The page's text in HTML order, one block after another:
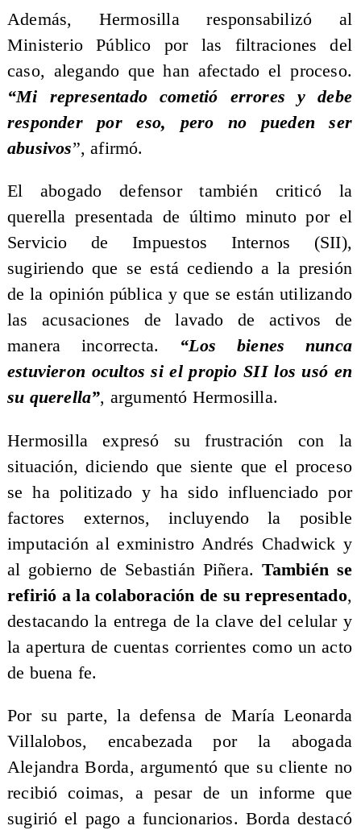
Además, Hermosilla responsabilizó al
Ministerio Público por las filtraciones del
caso, alegando que han afectado el proceso.
“Mi representado cometió errores y debe
responder por eso, pero no pueden ser
abusivos”, afirmó.
El abogado defensor también criticó la
querella presentada de último minuto por el
Servicio de Impuestos Internos (SII),
sugiriendo que se está cediendo a la presión
de la opinión pública y que se están utilizando
las acusaciones de lavado de activos de
manera incorrecta. “Los bienes nunca
estuvieron ocultos si el propio SII los usó en
su querella”, argumentó Hermosilla.
Hermosilla expresó su frustración con la
situación, diciendo que siente que el proceso
se ha politizado y ha sido influenciado por
factores externos, incluyendo la posible
imputación al exministro Andrés Chadwick y
al gobierno de Sebastián Piñera. También se
refirió a la colaboración de su representado,
destacando la entrega de la clave del celular y
la apertura de cuentas corrientes como un acto
de buena fe.
Por su parte, la defensa de María Leonarda
Villalobos, encabezada por la abogada
Alejandra Borda, argumentó que su cliente no
recibió coimas, a pesar de un informe que
sugirió el pago a funcionarios. Borda destacó